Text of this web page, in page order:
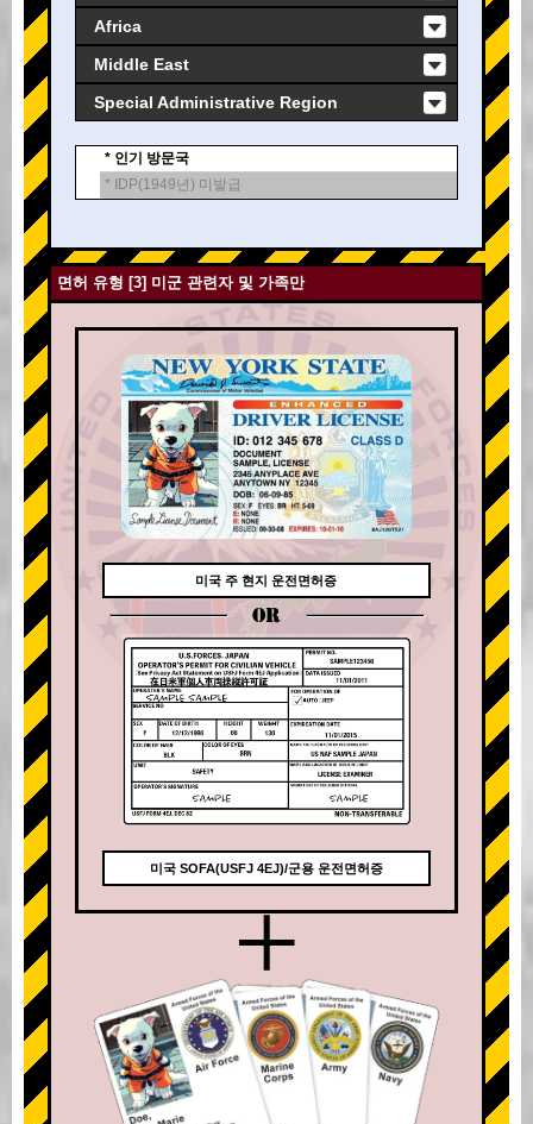
Africa
Middle East
Special Administrative Region
* 인기 방문국
* IDP(1949년) 미발급
면허 유형 [3] 미군 관련자 및 가족만
미국 주 현지 운전면허증
OR
미국 SOFA(USFJ 4EJ)/군용 운전면허증
+